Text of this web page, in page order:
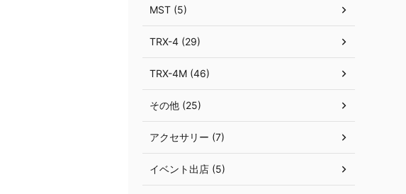
MST (5)
TRX-4 (29)
TRX-4M (46)
その他 (25)
アクセサリー (7)
イベント出店 (5)